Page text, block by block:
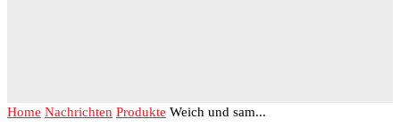
Home Nachrichten Produkte Weich und sam...